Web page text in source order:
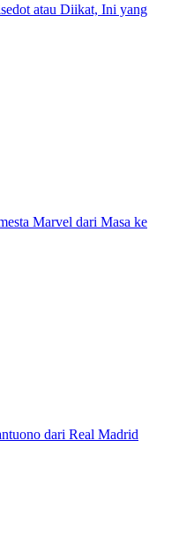
atau Diikat, Ini yang
Marvel dari Masa ke
dari Real Madrid